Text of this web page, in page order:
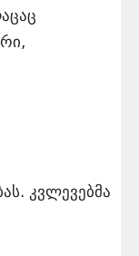
კვლევებმა